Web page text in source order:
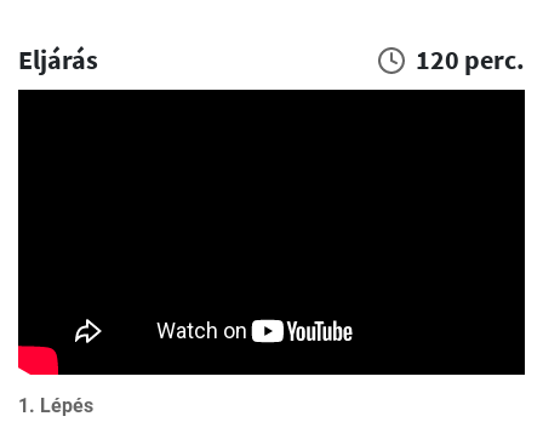
Eljárás 120 perc.
1. Lépés